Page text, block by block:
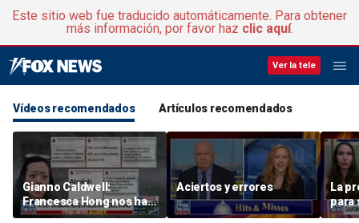
Este sitio web fue traducido automáticamente. Para obtener
más información, por favor haz clic aquí.
Ver la tele
Vídeos recomendados Artículos recomendados
Gianno Caldwell:
Francesca Hong nos ha
enseñado cómo es de
Aciertos y errores
La
para
los